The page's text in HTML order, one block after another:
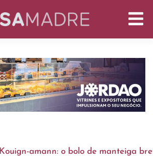
Kouign-amann: o bolo de manteiga